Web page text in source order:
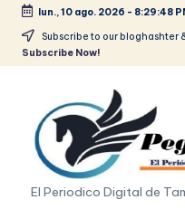
Saltar
lun., 10 ago. 2026 - 8:29:48
Subscribe to our bloghashter
Subscribe Now!
p
El Periodico Digital de